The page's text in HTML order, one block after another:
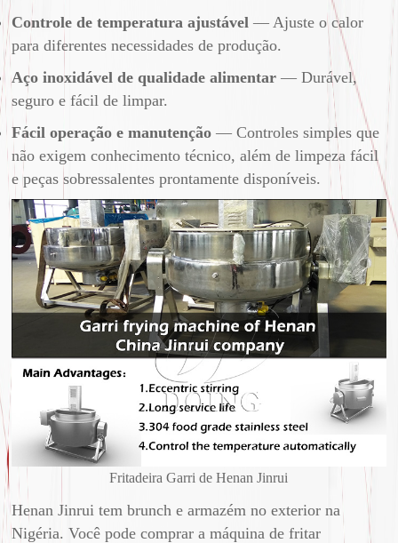
Controle de temperatura ajustável — Ajuste o calor
para diferentes necessidades de produção.
Aço inoxidável de qualidade alimentar — Durável,
seguro e fácil de limpar.
Fácil operação e manutenção — Controles simples que
não exigem conhecimento técnico, além de limpeza fácil
e peças sobressalentes prontamente disponíveis.
Fritadeira Garri de Henan Jinrui
Henan Jinrui tem brunch e armazém no exterior na
Nigéria. Você pode comprar a máquina de fritar